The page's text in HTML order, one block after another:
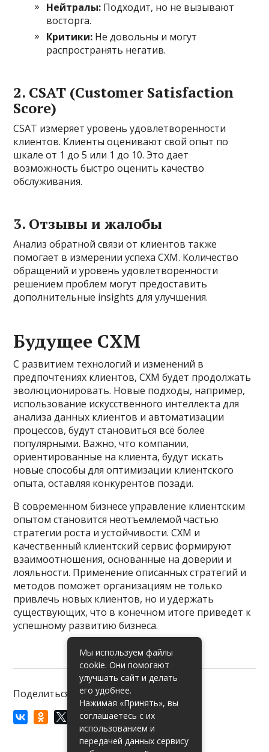
Нейтралы: Подходит, но не вызывают
восторга.
Критики: Не довольны и могут
распространять негатив.
2. CSAT (Customer Satisfaction
Score)
CSAT измеряет уровень удовлетворенности
клиентов. Клиенты оценивают свой опыт по
шкале от 1 до 5 или 1 до 10. Это дает
возможность быстро оценить качество
обслуживания.
3. Отзывы и жалобы
Анализ обратной связи от клиентов также
помогает в измерении успеха CXM. Количество
обращений и уровень удовлетворенности
решением проблем могут предоставить
дополнительные insights для улучшения.
Будущее CXM
С развитием технологий и изменений в
предпочтениях клиентов, CXM будет продолжать
эволюционировать. Новые подходы, например,
использование искусственного интеллекта для
анализа данных клиентов и автоматизации
процессов, будут становиться всё более
популярными. Важно, что компании,
ориентированные на клиента, будут искать
новые способы для оптимизации клиентского
опыта, оставляя конкурентов позади.
В современном бизнесе управление клиентским
опытом становится неотъемлемой частью
стратегии роста и устойчивости. CXM и
качественный клиентский сервис формируют
взаимоотношения, основанные на доверии и
лояльности. Применение описанных стратегий и
методов поможет организациям не только
привлечь новых клиентов, но и удержать
существующих, что в конечном итоге приведет к
успешному развитию бизнеса.
Поделиться:
Мы используем файлы
cookie. Они помогают
улучшать сайт и делать
его удобнее.
Нажимая «Принять», вы
соглашаетесь с их
использованием и
передачей данных сервису